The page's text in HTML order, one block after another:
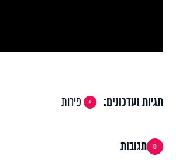
תגיות ועדכונים: פירות
0 תגובות